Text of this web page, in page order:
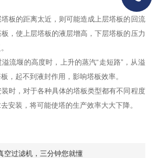
的距离太近，则可能造成上层塔板的回流
，使上层塔板的液层增高，下层塔板的压力
堰的高度时，上升的蒸汽“走短路”，从溢
，起不到液封作用，影响塔板效率。
时，对于各种具体的塔板类型都有不同程度
安装，将可能使塔的生产效率大大下降。
空过滤机，三分钟您就懂